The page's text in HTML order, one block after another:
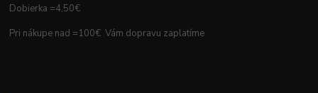
Dobierka =4,50€
Pri nákupe nad =100€ Vám dopravu zaplatíme